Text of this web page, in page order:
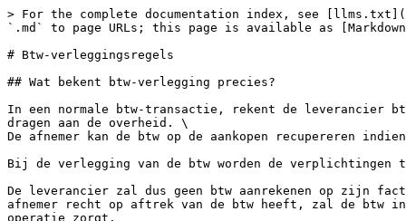
> For the complete documentation index, see [llms.txt](https://knowledge.plutus.be/llms.txt). Markdown versions of documentation pages are available by appending `.md` to page URLs; this page is available as [Markdown](https://knowledge.plutus.be/belastingen-en-bijdragen/btw/btw-verleggingsregels.md).

# Btw-verleggingsregels

## Wat bekent btw-verlegging precies?

In een normale btw-transactie, rekent de leverancier btw aan op zijn verkoop en staat deze in voor de invordering van de aangerekende btw om deze vervolgens af te dragen aan de overheid. \
De afnemer kan de btw op de aankopen recupereren indien aan de nodige voorwaarden is voldaan.&#x20;

Bij de verlegging van de btw worden de verplichtingen tot het afdragen van de btw door de leverancier doorgeschoven of verlegd naar de afnemer/medecontractant.&#x20;

De leverancier zal dus geen btw aanrekenen op zijn factuur. De afnemer zal echter de btw op deze factuur moeten berekenen en afdragen via zijn btw-aangifte. Indien de afnemer recht op aftrek van de btw heeft, zal de btw in dezelfde btw-aangifte geheel of gedeeltelijk kunnen gerecupereerd worden, wat in principe voor een nul-operatie zorgt.

De verlegging van de btw komt in specifieke situaties voor. Meestal kom je dit tegen in Europese B2B-transacties, dan spreken we van een intracommunautaire levering (verkoop) of verwerving (aankoop). In een aantal andere gevallen is er ook een lokale verlegging van toepassing.&#x20;

## Intracommunautaire verlegging

### Wat is de intracommunautaire verlegging?

De intracommunautaire verlegging gebeurt op Europees niveau, tussen twee btw-plichtige ondernemingen met een geldig btw-nummer en die periodieke btw-aangiftes indienen.&#x20;

Praktisch gezien zal de verkoper of leverancier geen btw aanrekenen op de factuur. De afnemer zal dan de btw op de aankoop berekenen en de verschuldigde btw afdragen via zijn aangifte. Indien de afnemer recht heeft op aftrek van de btw, dan kan deze geheel of gedeeltelijk gerecupereerd worden via dezelfde btw-aangifte.&#x20;

De afnemer zal dus zowel de verschuldigde als de aftrekbare btw in de btw-aangifte opnemen.&#x20;

### EU btw-, douane- & accijnszone

Hieronder kan je een lijst terugvinden van de landen die in de EU btw-, douane- en accijnszone zitten.&#x20;

<details>

<summary>Landen &#x26; gebieden binnen de EU btw-, douane, en accijnszone</summary>

<table><thead><tr><th width="174">Land</th><th width="110">Landcode</th><th>Btw-gebied</th><th>Douane-gebied</th><th>Accijnsgebied</th></tr></thead><tbody><tr><td>België</td><td>BE</td><td><span data-gb-custom-inline data-tag="emoji" data-code="2705">✅</span></td><td><span data-gb-custom-inline data-tag="emoji" data-code="2705">✅</span></td><td><span data-gb-custom-inline data-tag="emoji" data-code="2705">✅</span></td></tr><tr><td>Bulgarije</td><td>BG</td><td><span data-gb-custom-inline data-tag="emoji" data-code="2705">✅</span></td><td><span data-gb-custom-inline data-tag="emoji" data-code="2705">✅</span></td><td><span data-gb-custom-inline data-tag="emoji" data-code="2705">✅</span></td></tr><tr><td>Cyprus</td><td>CY</td><td><span data-gb-custom-inline data-tag="emoji" data-code="2705">✅</span></td><td><span data-gb-custom-inline data-tag="emoji" data-code="2705">✅</span></td><td><span data-gb-custom-inline data-tag="emoji" data-code="2705">✅</span></td></tr><tr><td>Denemarken</td><td>DK</td><td><span data-gb-custom-